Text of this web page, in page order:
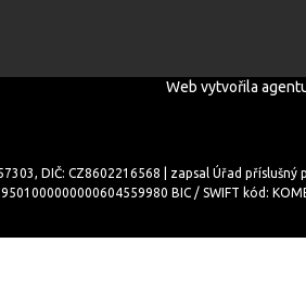
Web vytvořila
DIČ: CZ8602216568 | zapsal Úřad
BIC / SWIFT kód: